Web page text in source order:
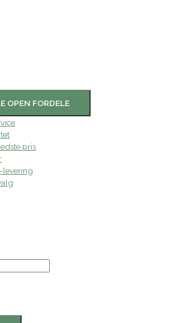
OPEN FORDELE
pris